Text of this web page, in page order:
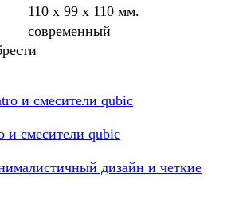
110 x 99 x 110 мм.
современный
и смесители qubic